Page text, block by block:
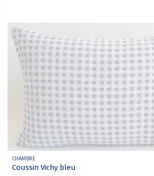
CHAMBRE
Coussin Vichy bleu